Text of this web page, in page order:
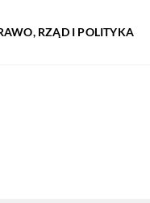
RZĄD I POLITYKA